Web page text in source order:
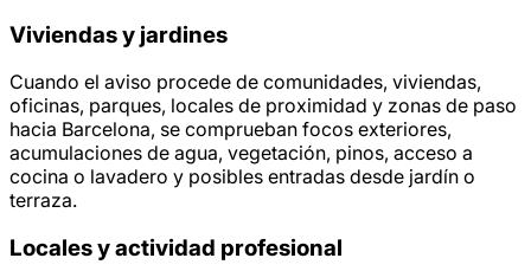
Viviendas y jardines
Cuando el aviso procede de comunidades, viviendas,
oficinas, parques, locales de proximidad y zonas de paso
hacia Barcelona, se comprueban focos exteriores,
acumulaciones de agua, vegetación, pinos, acceso a
cocina o lavadero y posibles entradas desde jardín o
terraza.
Locales y actividad profesional